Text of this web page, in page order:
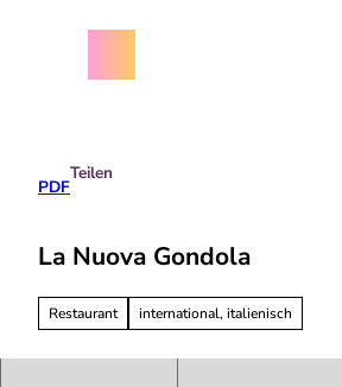
PDF
Teilen
La Nuova Gondola
Restaurant international, italienisch